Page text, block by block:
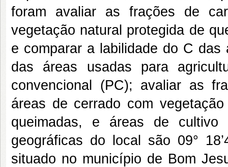
foram avaliar as frações de
vegetação natural protegida de
e comparar a labilidade do C
das áreas usadas para
convencional (PC); avaliar as
áreas de cerrado com
queimadas, e áreas de
geográficas do local são 09°
situado no município de Bom